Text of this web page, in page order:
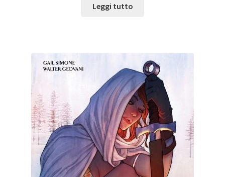
Leggi tutto